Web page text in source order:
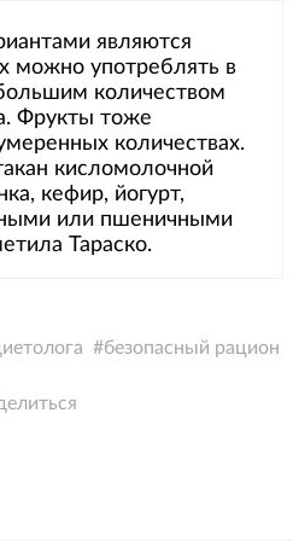
являются
можно употреблять в
количеством
Фрукты тоже
количествах.
кисломолочной
кефир, йогурт,
или пшеничными
Тараско.
безопасный рацион